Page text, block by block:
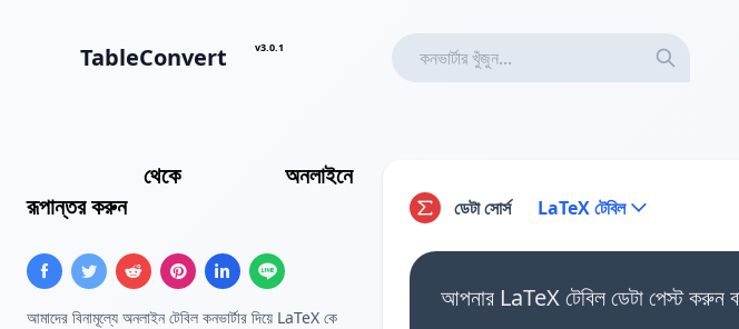
TableConvert v3.0.1
থেকে
অনলাইনে
রূপান্তর করুন
আমাদের বিনামূল্যে অনলাইন টেবিল কনভার্টার দিয়ে LaTeX কে
ডেটা সোর্স LaTeX টেবিল
আপনার LaTeX টেবিল ডেটা পেস্ট করুন